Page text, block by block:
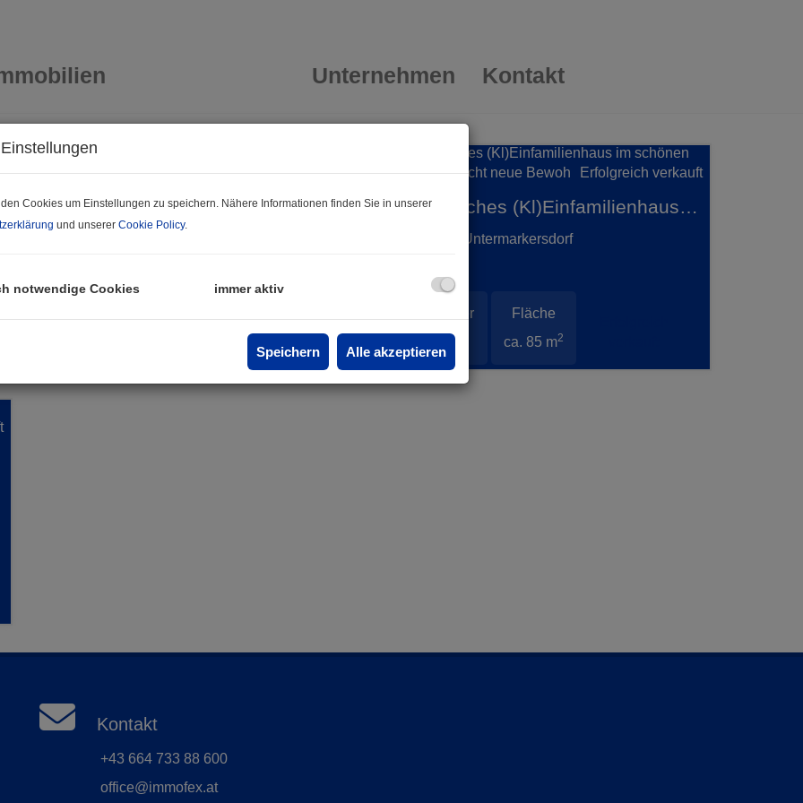
Unternehmen Kontakt
Erfolgreich verkauft
Wer sucht ein Platzerl zum (er)leben, genießen und arbeiten für Herz und Seele?
Erfolgreich
Erfolgreich verkauft
Gemütliches (Kl)Einfamilienhaus im schönen Pulkautal sucht neue Bewohner
2061 Untermarkersdorf
Zimmer
Fläche
ca. 85 m2
Kontakt
+43 664 733 88 600
office@immofex.at
Cookies um Einstellungen zu speichern. Nähere Informationen finden Sie in unserer
und unserer Cookie Policy.
notwendige Cookies immer aktiv
Speichern Alle akzeptieren